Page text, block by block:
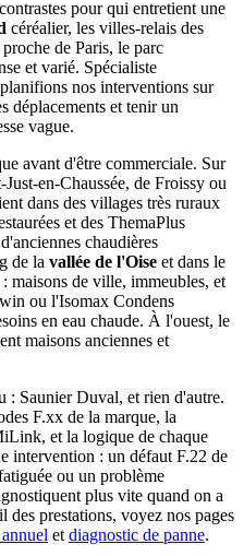
pour qui entretient une
céréalier, les villes-relais des
de Paris, le parc
et varié. Spécialiste
nos interventions sur
déplacements et tenir un
vague.
avant d'être commerciale. Sur
en-Chaussée, de Froissy ou
dans des villages très ruraux
et des ThemaPlus
chaudières
de la vallée de l'Oise et dans le
maisons de ville, immeubles, et
ou l'Isomax Condens
en eau chaude. À l'ouest, le
maisons anciennes et
: Saunier Duval, et rien d'autre.
F.xx de la marque, la
et la logique de chaque
intervention : un défaut F.22 de
ou un problème
plus vite quand on a
des prestations, voyez nos pages
et diagnostic de panne.